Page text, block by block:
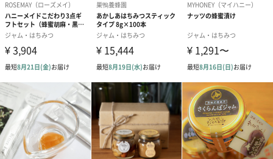
思います。
【国産百花生蜂蜜】
蜂蜜ブランド【Number8】の「Craft Pure Honey」では、
生の蜂蜜にこだわり日常をより彩り、健康的に過ごしていただき
たい。
そんな想いを込め、小さな養蜂場で一つ一つ愛情を込めて作った